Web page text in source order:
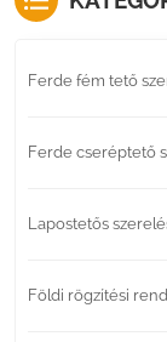
Ferde fém tető
Ferde cseréptető
Lapostetős
Földi rögzítési